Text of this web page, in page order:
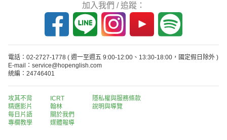
加入我們 / 追蹤：
電話：02-2727-1778 ( 週一至週五 9:00-12:00、13:30-18:00，國定假日除外 )
E-mail：service@hopenglish.com
統編：24746401
攻其不背
精選影片
每日片語
專欄教學
ICRT
翰林
關於我們
媒體報導
隱私權與服務條款
說明與導覽